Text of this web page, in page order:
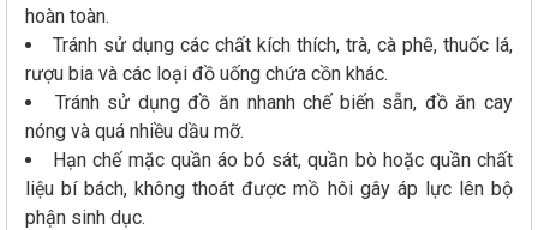
hoàn toàn.
Tránh sử dụng các chất kích thích, trà, cà phê, thuốc lá,
rượu bia và các loại đồ uống chứa cồn khác.
Tránh sử dụng đồ ăn nhanh chế biến sẵn, đồ ăn cay
nóng và quá nhiều dầu mỡ.
Hạn chế mặc quần áo bó sát, quần bò hoặc quần chất
liệu bí bách, không thoát được mồ hôi gây áp lực lên bộ
phận sinh dục.